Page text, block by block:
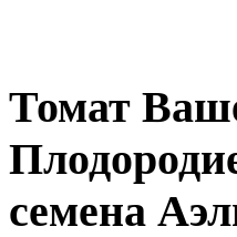
Томат
семена